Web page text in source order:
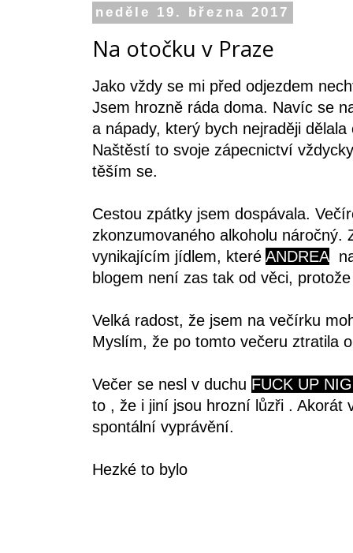
neděle 19. března 2017
Na otočku v Praze
Jako vždy se mi před odjezdem
Jsem hrozně ráda doma. Navíc se
a nápady, který bych nejraději dělala
Naštěstí to svoje zápecnictví
těším se.
Cestou zpátky jsem dospávala.
zkonzumovaného alkoholu náročný.
vynikajícím jídlem, které ANDREA
blogem není zas tak od věci,
Velká radost, že jsem na večírku
Myslím, že po tomto večeru ztratila
Večer se nesl v duchu FUCK UP
to , že i jiní jsou hrozní lůzři . Akorát
spontální vyprávění.
Hezké to bylo